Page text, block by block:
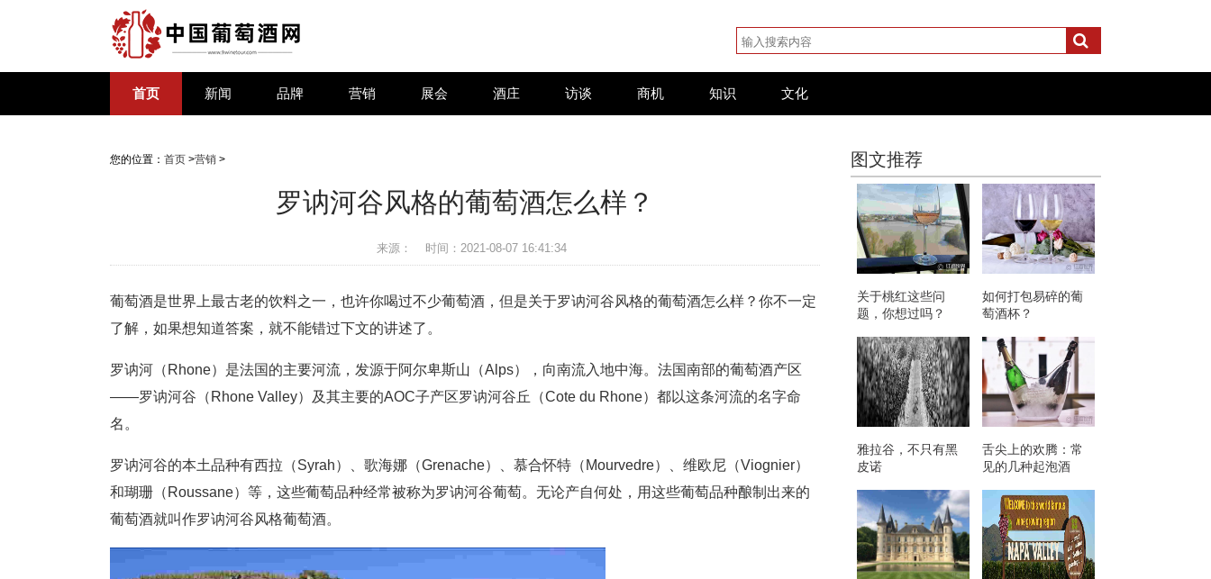
首页 新闻 品牌 营销 展会 酒庄 访谈 商机 知识 文化
您的位置： 首页 >营销 >
罗讷河谷风格的葡萄酒怎么样？
来源： 时间：2021-08-07 16:41:34
葡萄酒是世界上最古老的饮料之一，也许你喝过不少葡萄酒，但是关于罗讷河谷风格的葡萄酒怎么样？你不一定
了解，如果想知道答案，就不能错过下文的讲述了。
罗讷河（Rhone）是法国的主要河流，发源于阿尔卑斯山（Alps），向南流入地中海。法国南部的葡萄酒产区
——罗讷河谷（Rhone Valley）及其主要的AOC子产区罗讷河谷丘（Cote du Rhone）都以这条河流的名字命
名。
罗讷河谷的本土品种有西拉（Syrah）、歌海娜（Grenache）、慕合怀特（Mourvedre）、维欧尼（Viognier）
和瑚珊（Roussane）等，这些葡萄品种经常被称为罗讷河谷葡萄。无论产自何处，用这些葡萄品种酿制出来的
葡萄酒就叫作罗讷河谷风格葡萄酒。
图文推荐
关于桃红这些问
题，你想过吗？
如何打包易碎的葡
萄酒杯？
雅拉谷，不只有黑
皮诺
舌尖上的欢腾：常
见的几种起泡酒